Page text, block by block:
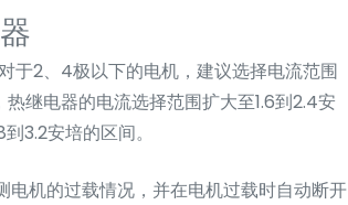
于2、4极以下的电机，建议选择电流范围
继电器的电流选择范围扩大至1.6到2.4安
3.2安培的区间。
机的过载情况，并在电机过载时自动断开